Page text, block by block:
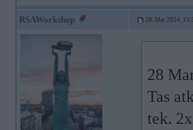
RSAWorkshop 28. Mar 2024,
28
Tas
tek.